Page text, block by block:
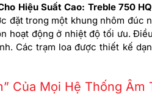
Hiệu Suất Cao: Treble 750
đặt trong một khung nhôm
hoạt động ở nhiệt độ tối ưu.
Các trạm loa được thiết kế
Của Mọi Hệ Thống Âm